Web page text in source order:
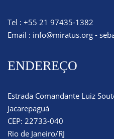
Tel : +55 21 97435-1382
Email : info@miratus.org -
ENDEREÇO
Estrada Comandante Luiz
Jacarepaguá
CEP: 22733-040
Rio de Janeiro/RJ